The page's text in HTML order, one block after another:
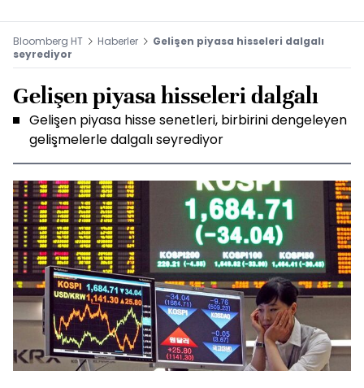
Bloomberg HT Haberler
Gelişen piyasa hisseleri dalgalı
seyrediyor
Gelişen piyasa hisseleri dalgalı
Gelişen piyasa hisse senetleri, birbirini dengeleyen
gelişmelerle dalgalı seyrediyor